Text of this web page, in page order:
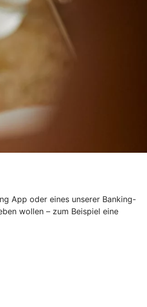
App oder eines unserer Banking-
wollen – zum Beispiel eine